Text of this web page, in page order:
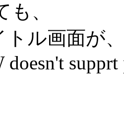
も、
トル画面が
supprt